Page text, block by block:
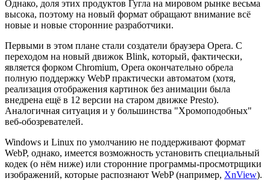
Однако, доля этих продуктов Гугла на мировом рынке весьма
высока, поэтому на новый формат обращают внимание всё
новые и новые сторонние разработчики.
Первыми в этом плане стали создатели браузера Opera. С
переходом на новый движок Blink, который, фактически,
является форком Chromium, Opera окончательно обрела
полную поддержку WebP практически автоматом (хотя,
реализация отображения картинок без анимации была
внедрена ещё в 12 версии на старом движке Presto).
Аналогичная ситуация и у большинства "Хромоподобных"
веб-обозревателей.
Windows и Linux по умолчанию не поддерживают формат
WebP, однако, имеется возможность установить специальный
кодек (о нём ниже) или сторонние программы-просмотрщики
изображений, которые распознают WebP (например, XnView).